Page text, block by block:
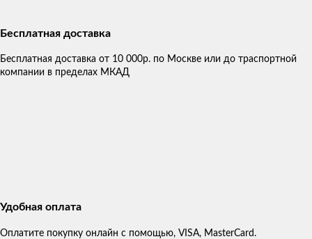
Бесплатная доставка
Бесплатная доставка от 10 000р. по Москве или до траспортной
компании в пределах МКАД
Удобная оплата
Оплатите покупку онлайн с помощью, VISA, MasterCard.